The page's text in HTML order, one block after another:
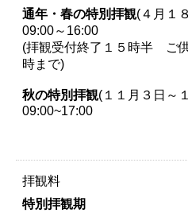
通年・春の特別拝観(４月１
09:00～16:00
(拝観受付終了１５時半 ご
時まで)
秋の特別拝観(１１月３日～
09:00~17:00
拝観料
特別拝観期